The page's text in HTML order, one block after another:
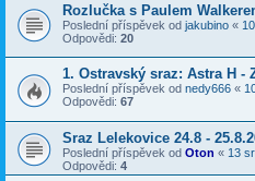
Rozlučka s Paulem
Poslední příspěvek od jakubino «
Odpovědi: 20
1. Ostravský sraz: Astra H -
Poslední příspěvek od nedy666 «
Odpovědi: 67
Sraz Lelekovice 24.8 -
Poslední příspěvek od Oton « 13
Odpovědi: 4